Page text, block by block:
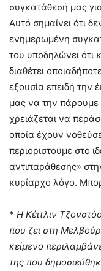
συγκατάθεσή μας
Αυτό σημαίνει ότι
ενημερωμένη
του υποδηλώνει ότι
διαθέτει
εξουσία επειδή την
μας να την πάρουμε
χρειάζεται να
οποία έχουν
περιοριστούμε στο
αντιπαράθεσης»
κυρίαρχο λόγο.
* Η Κέιτλιν
που ζει στη
κείμενο
της που